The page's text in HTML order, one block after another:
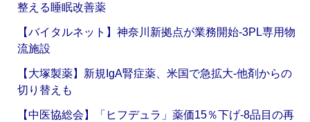
整える睡眠改善薬
【バイタルネット】神奈川新拠点が業務開始‐3PL専用物
流施設
【大塚製薬】新規IgA腎症薬、米国で急拡大‐他剤からの
切り替えも
【中医協総会】「ヒフデュラ」薬価15％下げ‐8品目の再